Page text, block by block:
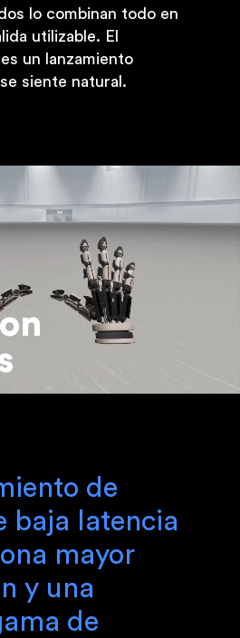
lo combinan todo en
utilizable. El
un lanzamiento
siente natural.
de
baja latencia
mayor
y una
de